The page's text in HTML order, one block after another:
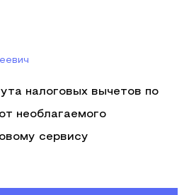
налоговых вычетов по
необлагаемого
сервису